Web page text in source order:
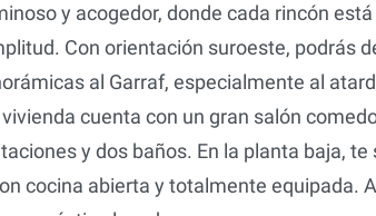
y acogedor, donde cada rincón
Con orientación suroeste, podrás
al Garraf, especialmente al
cuenta con un gran salón
y dos baños. En la planta baja,
cocina abierta y totalmente equipada.